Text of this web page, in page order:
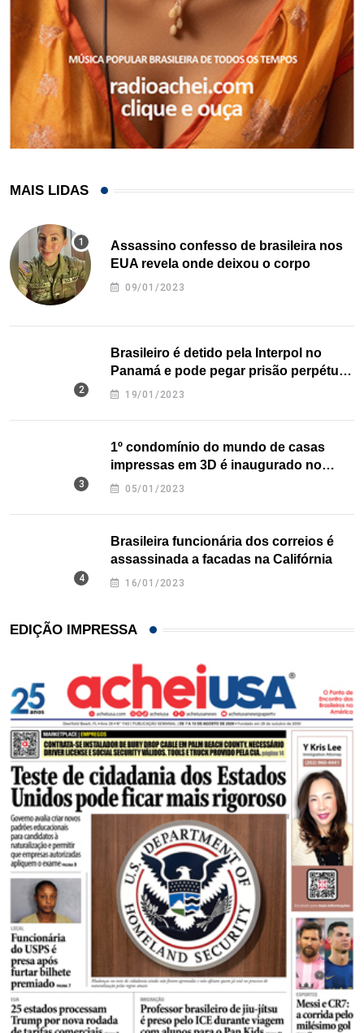
MAIS LIDAS
Assassino confesso de brasileira nos
EUA revela onde deixou o corpo
09/01/2023
Brasileiro é detido pela Interpol no
Panamá e pode pegar prisão perpétua
nos EUA
19/01/2023
1º condomínio do mundo de casas
impressas em 3D é inaugurado no
Texas
05/01/2023
Brasileira funcionária dos correios é
assassinada a facadas na Califórnia
16/01/2023
EDIÇÃO IMPRESSA